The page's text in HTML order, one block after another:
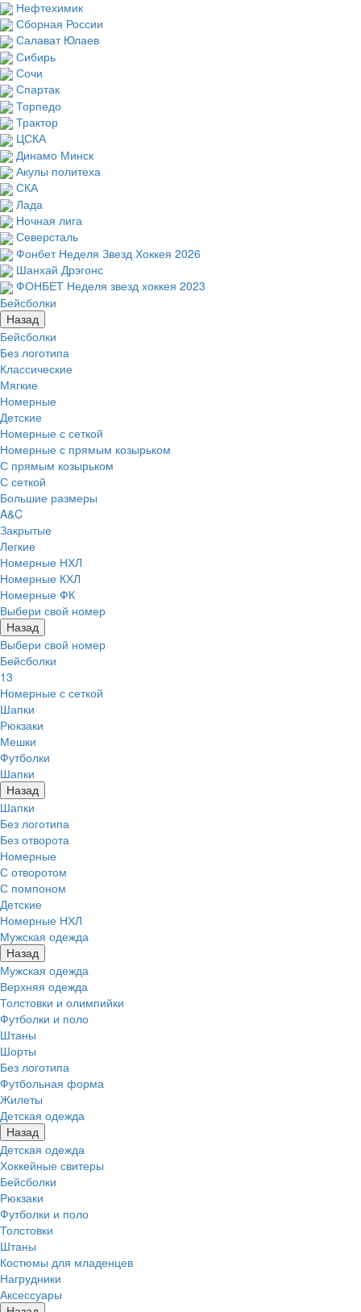
Нефтехимик
Сборная России
Салават Юлаев
Сибирь
Сочи
Спартак
Торпедо
Трактор
ЦСКА
Динамо Минск
Акулы политеха
СКА
Лада
Ночная лига
Северсталь
Фонбет Неделя Звезд Хоккея 2026
Шанхай Дрэгонс
ФОНБЕТ Неделя звезд хоккея 2023
Бейсболки
Назад
Бейсболки
Без логотипа
Классические
Мягкие
Номерные
Детские
Номерные с сеткой
Номерные с прямым козырьком
С прямым козырьком
С сеткой
Большие размеры
A&C
Закрытые
Легкие
Номерные НХЛ
Номерные КХЛ
Номерные ФК
Выбери свой номер
Назад
Выбери свой номер
Бейсболки
13
Номерные с сеткой
Шапки
Рюкзаки
Мешки
Футболки
Шапки
Назад
Шапки
Без логотипа
Без отворота
Номерные
С отворотом
С помпоном
Детские
Номерные НХЛ
Мужская одежда
Назад
Мужская одежда
Верхняя одежда
Толстовки и олимпийки
Футболки и поло
Штаны
Шорты
Без логотипа
Футбольная форма
Жилеты
Детская одежда
Назад
Детская одежда
Хоккейные свитеры
Бейсболки
Рюкзаки
Футболки и поло
Толстовки
Штаны
Костюмы для младенцев
Нагрудники
Аксессуары